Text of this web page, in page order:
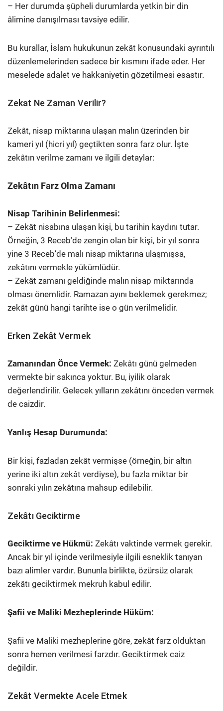
– Her durumda şüpheli durumlarda yetkin bir din
âlimine danışılması tavsiye edilir.
Bu kurallar, İslam hukukunun zekât konusundaki ayrıntılı
düzenlemelerinden sadece bir kısmını ifade eder. Her
meselede adalet ve hakkaniyetin gözetilmesi esastır.
Zekat Ne Zaman Verilir?
Zekât, nisap miktarına ulaşan malın üzerinden bir
kameri yıl (hicri yıl) geçtikten sonra farz olur. İşte
zekâtın verilme zamanı ve ilgili detaylar:
Zekâtın Farz Olma Zamanı
Nisap Tarihinin Belirlenmesi:
– Zekât nisabına ulaşan kişi, bu tarihin kaydını tutar.
Örneğin, 3 Receb’de zengin olan bir kişi, bir yıl sonra
yine 3 Receb’de malı nisap miktarına ulaşmışsa,
zekâtını vermekle yükümlüdür.
– Zekât zamanı geldiğinde malın nisap miktarında
olması önemlidir. Ramazan ayını beklemek gerekmez;
zekât günü hangi tarihte ise o gün verilmelidir.
Erken Zekât Vermek
Zamanından Önce Vermek: Zekâtı günü gelmeden
vermekte bir sakınca yoktur. Bu, iyilik olarak
değerlendirilir. Gelecek yılların zekâtını önceden vermek
de caizdir.
Yanlış Hesap Durumunda:
Bir kişi, fazladan zekât vermişse (örneğin, bir altın
yerine iki altın zekât verdiyse), bu fazla miktar bir
sonraki yılın zekâtına mahsup edilebilir.
Zekâtı Geciktirme
Geciktirme ve Hükmü: Zekâtı vaktinde vermek gerekir.
Ancak bir yıl içinde verilmesiyle ilgili esneklik tanıyan
bazı alimler vardır. Bununla birlikte, özürsüz olarak
zekâtı geciktirmek mekruh kabul edilir.
Şafii ve Maliki Mezheplerinde Hüküm:
Şafii ve Maliki mezheplerine göre, zekât farz olduktan
sonra hemen verilmesi farzdır. Geciktirmek caiz
değildir.
Zekât Vermekte Acele Etmek